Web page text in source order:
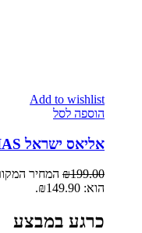
Add to wishlist
הוספה לסל
אליאס ישראל ALIAS
₪199.00 המחיר המקורי
הוא: ₪149.90.
כרגע במבצע